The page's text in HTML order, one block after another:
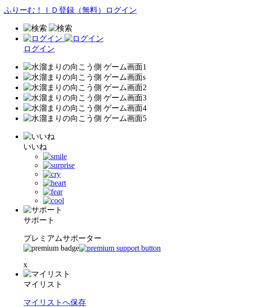
ふりーむ！ＩＤ登録（無料） ログイン
ログイン
いいね
サポート
プレミアムサポーター
x
マイリスト
マイリストへ保存